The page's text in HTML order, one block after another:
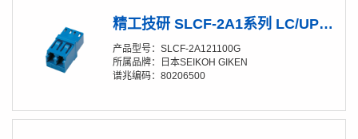
精工技研 SLCF-2A1系列 LC/UPC双联适配器
产品型号：SLCF-2A121100G
所属品牌：日本SEIKOH GIKEN
谱兆编码：80206500